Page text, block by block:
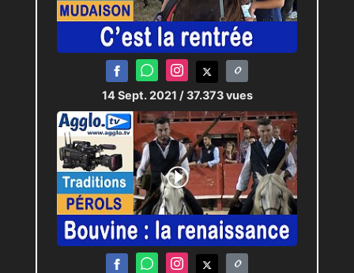
14 Sept. 2021 / 37.373 vues